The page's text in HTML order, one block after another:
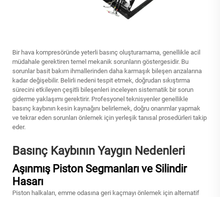
Bir hava kompresöründe yeterli basınç oluşturamama, genellikle acil
müdahale gerektiren temel mekanik sorunların göstergesidir. Bu
sorunlar basit bakım ihmallerinden daha karmaşık bileşen arızalarına
kadar değişebilir. Belirli nedeni tespit etmek, doğrudan sıkıştırma
sürecini etkileyen çeşitli bileşenleri inceleyen sistematik bir sorun
giderme yaklaşımı gerektirir. Profesyonel teknisyenler genellikle
basınç kaybının kesin kaynağını belirlemek, doğru onarımlar yapmak
ve tekrar eden sorunları önlemek için yerleşik tanısal prosedürleri takip
eder.
Basınç Kaybının Yaygın Nedenleri
Aşınmış Piston Segmanları ve Silindir
Hasarı
Piston halkaları, emme odasına geri kaçmayı önlemek için alternatif